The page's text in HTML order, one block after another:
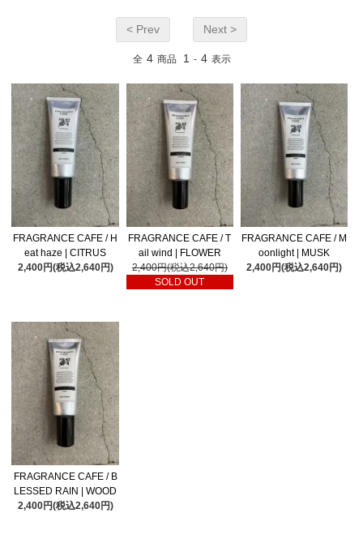
< Prev Next >
全 4 商品 1 - 4 表示
FRAGRANCE CAFE / H
eat haze | CITRUS
2,400円(税込2,640円)
FRAGRANCE CAFE / T
ail wind | FLOWER
2,400円(税込2,640円)
SOLD OUT
FRAGRANCE CAFE / M
oonlight | MUSK
2,400円(税込2,640円)
FRAGRANCE CAFE / B
LESSED RAIN | WOOD
2,400円(税込2,640円)